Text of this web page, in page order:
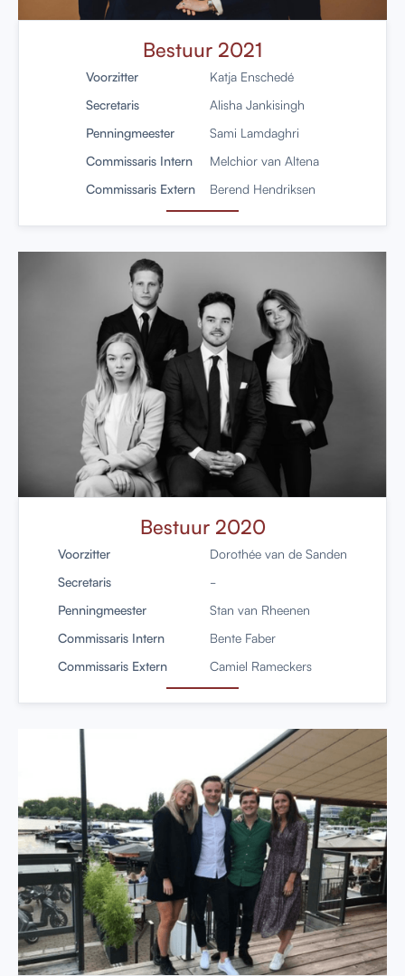
Bestuur 2021
Voorzitter
Katja Enschedé
Secretaris
Alisha Jankisingh
Penningmeester
Sami Lamdaghri
Commissaris Intern
Melchior van Altena
Commissaris Extern
Berend Hendriksen
Bestuur 2020
Voorzitter
Dorothée van de Sanden
Secretaris
-
Penningmeester
Stan van Rheenen
Commissaris Intern
Bente Faber
Commissaris Extern
Camiel Rameckers